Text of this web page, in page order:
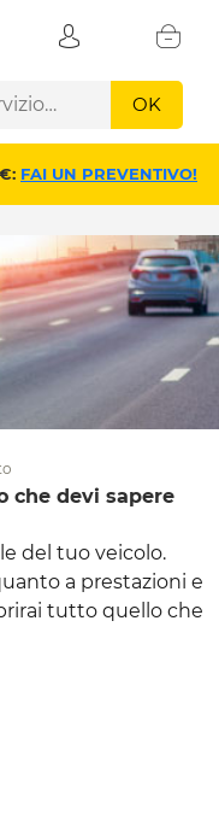
OK
FAI UN PREVENTIVO!
che devi sapere
del tuo veicolo.
a prestazioni e
tutto quello che